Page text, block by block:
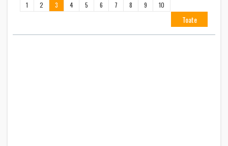
1 2 3 4 5 6 7 8 9 10
Toate